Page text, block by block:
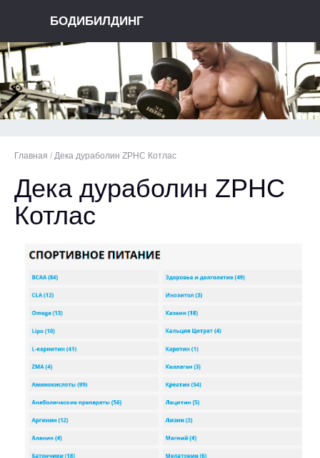
БОДИБИЛДИНГ
Главная / Дека дураболин ZPHC Котлас
Дека дураболин ZPHC
Котлас